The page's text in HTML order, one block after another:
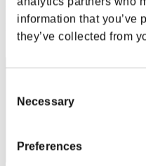
information that you’ve
they’ve collected from
Selection
Necessary
Preferences
Puntos: -
Posición
32